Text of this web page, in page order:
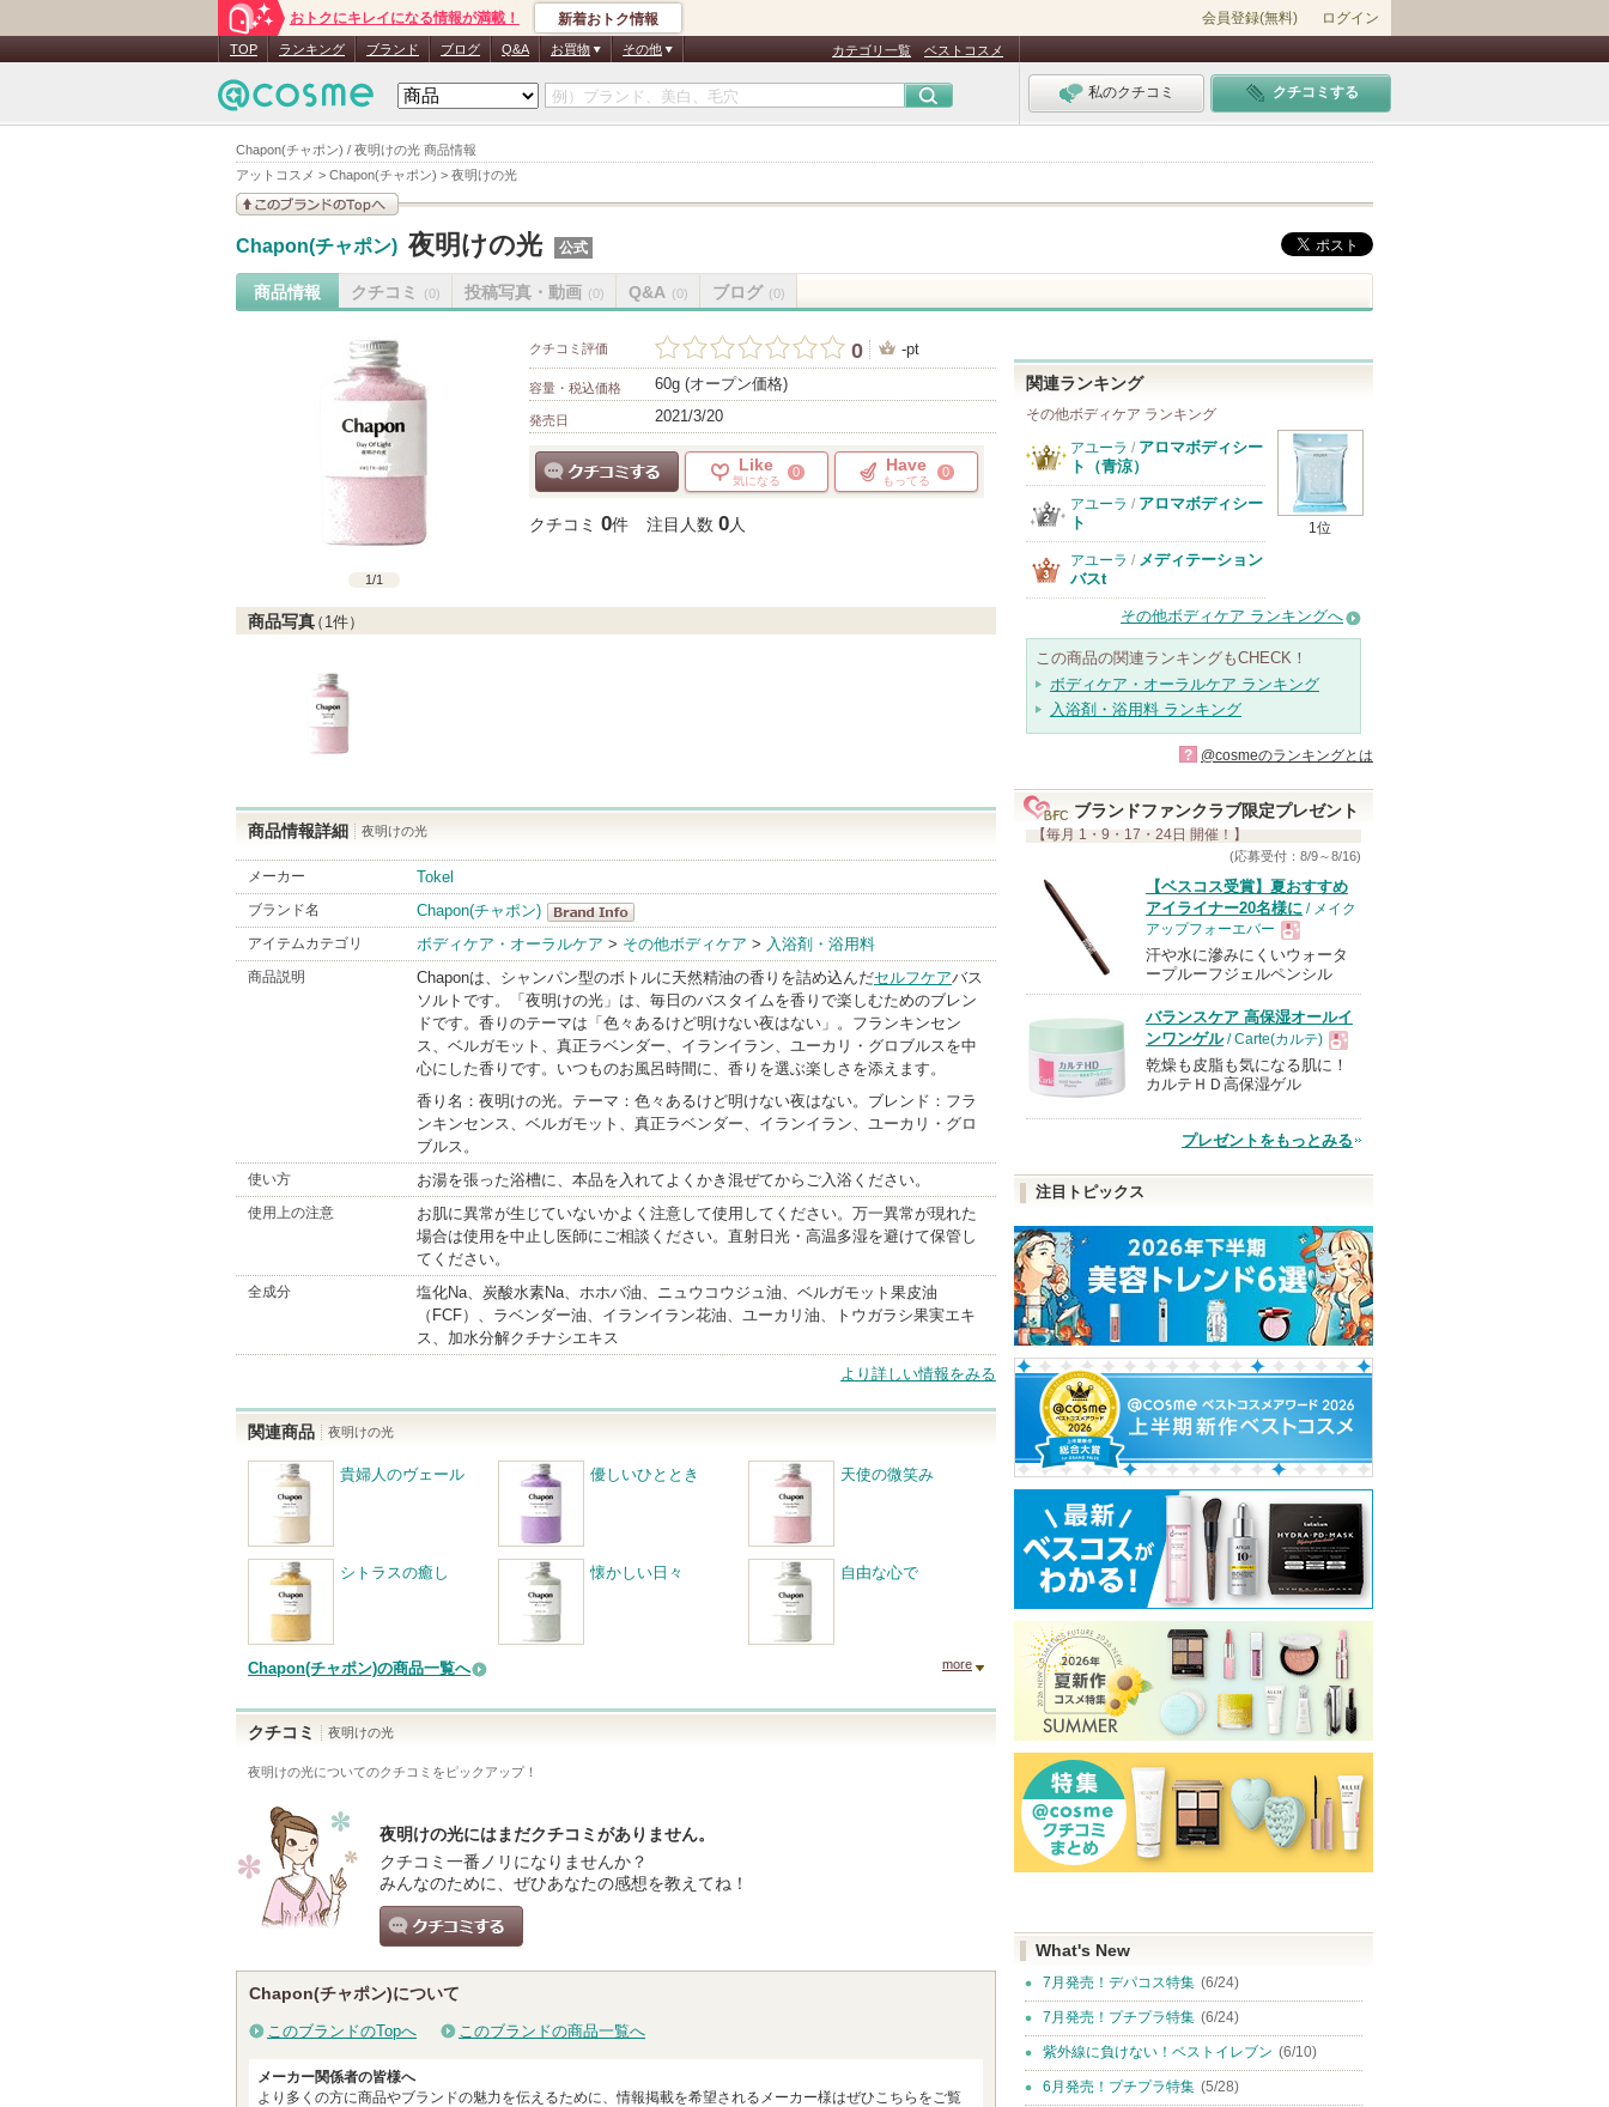
Chapon(チャポン) / 夜明けの光 商品情報
アットコスメ > Chapon(チャポン) > 夜明けの光
おトクにキレイになる情報が満載！ 新着おトク情報 会員登録(無料) ログイン
TOP ランキング ブランド ブログ Q&A お買物 その他 カテゴリ一覧 ベストコスメ
私のクチコミ クチコミする
Chapon(チャポン) 夜明けの光 公式
商品情報 クチコミ (0) 投稿写真・動画 (0) Q&A (0) ブログ (0)
1/1
クチコミ評価 0 -pt
容量・税込価格 60g (オープン価格)
発売日 2021/3/20
Like
気になる
0 Have
もってる
0
クチコミ 0件 注目人数 0人
商品写真（ 1件）
商品情報詳細 夜明けの光
メーカー Tokel
ブランド名
Chapon(チャポン)
Chapon(チャ
ポン)
BrandInfo
アイテムカテゴリ ボディケア・オーラルケア > その他ボディケア > 入浴剤・浴用料
商品説明 Chaponは、シャンパン型のボトルに天然精油の香りを詰め込んだセルフケアバス
ソルトです。「夜明けの光」は、毎日のバスタイムを香りで楽しむためのブレン
ドです。香りのテーマは「色々あるけど明けない夜はない」。フランキンセン
ス、ベルガモット、真正ラベンダー、イランイラン、ユーカリ・グロブルスを中
心にした香りです。いつものお風呂時間に、香りを選ぶ楽しさを添えます。
香り名：夜明けの光。テーマ：色々あるけど明けない夜はない。ブレンド：フラ
ンキンセンス、ベルガモット、真正ラベンダー、イランイラン、ユーカリ・グロ
ブルス。
使い方 お湯を張った浴槽に、本品を入れてよくかき混ぜてからご入浴ください。
使用上の注意
お肌に異常が生じていないかよく注意して使用してください。万一異常が現れた
場合は使用を中止し医師にご相談ください。直射日光・高温多湿を避けて保管し
てください。
全成分
塩化Na、炭酸水素Na、ホホバ油、ニュウコウジュ油、ベルガモット果皮油
（FCF）、ラベンダー油、イランイラン花油、ユーカリ油、トウガラシ果実エキ
ス、加水分解クチナシエキス
より詳しい情報をみる
関連商品 夜明けの光
貴婦人のヴェール 優しいひととき 天使の微笑み
シトラスの癒し 懐かしい日々 自由な心で
Chapon(チャポン)の商品一覧へ more
クチコミ 夜明けの光
夜明けの光についてのクチコミをピックアップ！
夜明けの光にはまだクチコミがありません。
クチコミ一番ノリになりませんか？
みんなのために、ぜひあなたの感想を教えてね！
Chapon(チャポン)について
このブランドのTopへ このブランドの商品一覧へ
メーカー関係者の皆様へ
より多くの方に商品やブランドの魅力を伝えるために、情報掲載を希望されるメーカー様はぜひこちらをご覧
関連ランキング
その他ボディケア ランキング
1位
アユーラ / アロマボディシー
ト（青涼）
アユーラ / アロマボディシー
ト
アユーラ / メディテーション
バスt
その他ボディケア ランキングへ
この商品の関連ランキングもCHECK！
ボディケア・オーラルケア ランキング
入浴剤・浴用料 ランキング
? @cosmeのランキングとは
ブランドファンクラブ限定プレゼント
【毎月 1・9・17・24日 開催！】
(応募受付：8/9～8/16)
【ベスコス受賞】夏おすすめ
アイライナー20名様に / メイク
アップフォーエバー
現
品
汗や水に滲みにくいウォータ
ープルーフジェルペンシル
バランスケア 高保湿オールイ
ンワンゲル/ Carte(カルテ)
現
品
乾燥も皮脂も気になる肌に！
カルテＨＤ高保湿ゲル
プレゼントをもっとみる
注目トピックス
What's New
7月発売！デパコス特集 (6/24)
7月発売！プチプラ特集 (6/24)
紫外線に負けない！ベストイレブン (6/10)
6月発売！プチプラ特集 (5/28)